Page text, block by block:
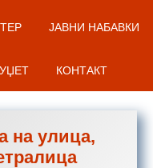
ЈАВНИ НАБАВКИ
КОНТАКТ
на улица,